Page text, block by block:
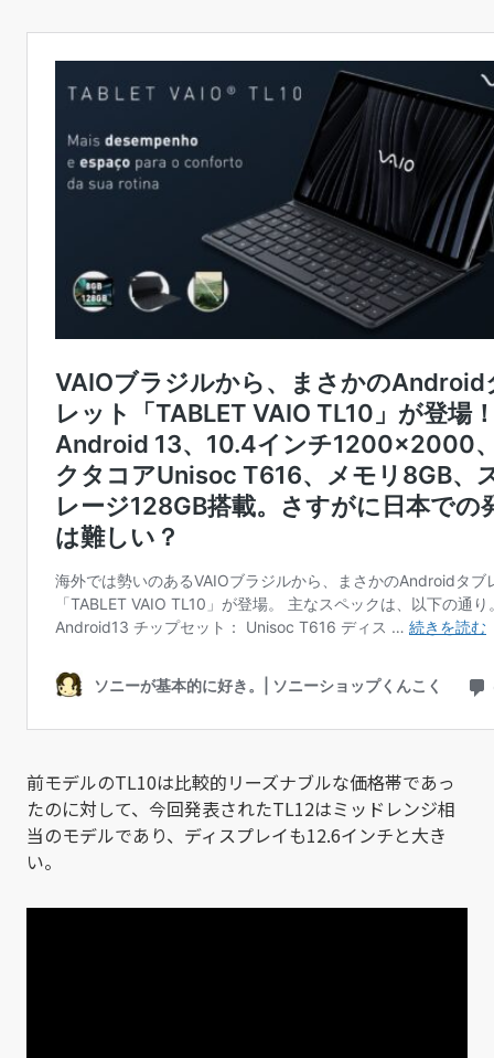
前モデルのTL10は比較的リーズナブルな価格帯であっ
たのに対して、今回発表されたTL12はミッドレンジ相
当のモデルであり、ディスプレイも12.6インチと大き
い。